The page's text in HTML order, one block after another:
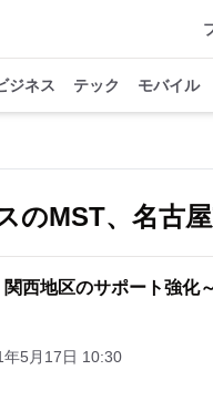
ジネス テック モバイル
のMST、名古
関西地区のサポート強化
年5月17日 10:30